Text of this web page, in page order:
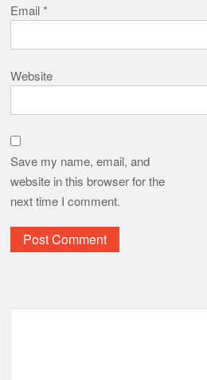
Email*
Website
Save my name, email, and
website in this browser for the
next time I comment.